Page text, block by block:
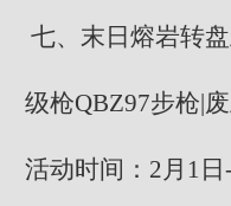
七、末日熔岩转
级枪QBZ97步枪|
活动时间：2月1日